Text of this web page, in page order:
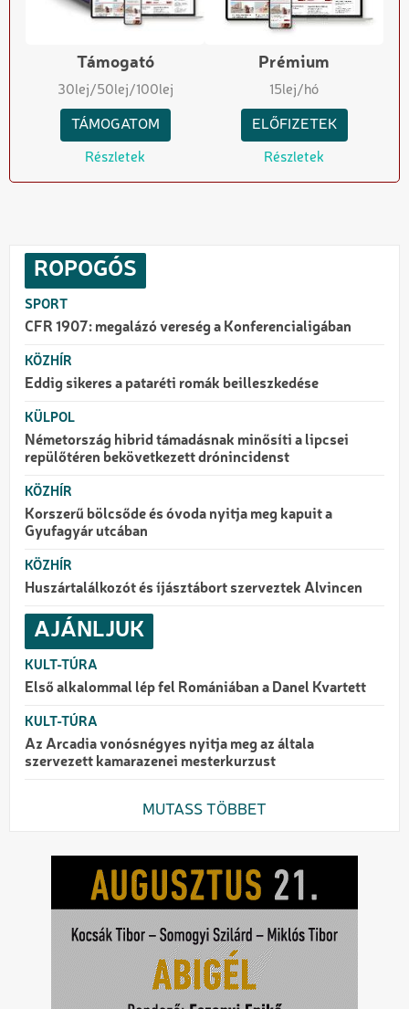
Támogató
30lej/50lej/100lej
TÁMOGATOM
Részletek
Prémium
15lej/hó
ELŐFIZETEK
Részletek
ROPOGÓS
SPORT
CFR 1907: megalázó vereség a Konferencialigában
KÖZHÍR
Eddig sikeres a pataréti romák beilleszkedése
KÜLPOL
Németország hibrid támadásnak minősíti a lipcsei
repülőtéren bekövetkezett drónincidenst
KÖZHÍR
Korszerű bölcsőde és óvoda nyitja meg kapuit a
Gyufagyár utcában
KÖZHÍR
Huszártalálkozót és íjásztábort szerveztek Alvincen
AJÁNLJUK
KULT-TÚRA
Első alkalommal lép fel Romániában a Danel Kvartett
KULT-TÚRA
Az Arcadia vonósnégyes nyitja meg az általa
szervezett kamarazenei mesterkurzust
MUTASS TÖBBET